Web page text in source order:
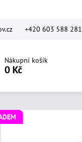
+420 603 588 281
Nákupní košík
0 Kč